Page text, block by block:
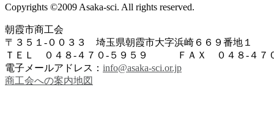
Copyrights ©2009 Asaka-sci. All rights reserved.
朝霞市商工会
〒３５１-００３３ 埼玉県朝霞市大字浜崎６６９番地１
ＴＥＬ ０４８-４７０-５９５９ ＦＡＸ ０４８-４７
電子メールアドレス： info@asaka-sci.or.jp
商工会への案内地図